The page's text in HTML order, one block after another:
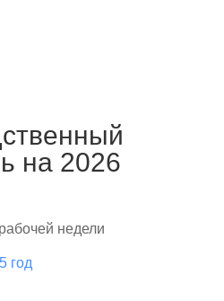
на 2026
недели
год